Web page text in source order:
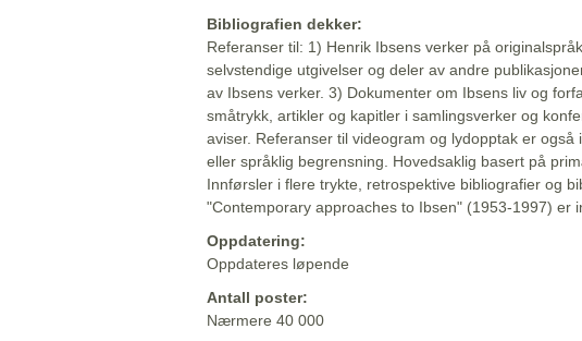
Bibliografien dekker:
Referanser til: 1) Henrik Ibsens verker på
selvstendige utgivelser og deler av andre
av Ibsens verker. 3) Dokumenter om Ibsens liv og
småtrykk, artikler og kapitler i samlingsverker og
aviser. Referanser til videogram og lydopptak er
eller språklig begrensning. Hovedsaklig basert på
Innførsler i flere trykte, retrospektive bibliografier og
"Contemporary approaches to Ibsen" (1953-1997) er
Oppdatering:
Oppdateres løpende
Antall poster:
Nærmere 40 000